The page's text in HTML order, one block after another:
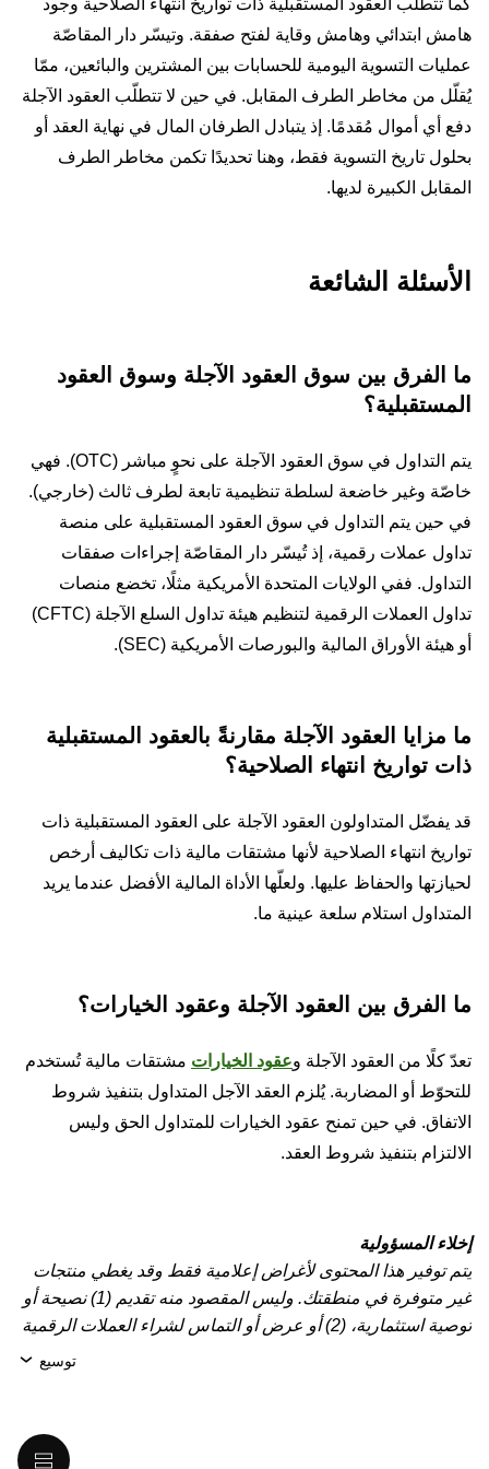
كما تتطلّب العقود المستقبلية ذات تواريخ انتهاء الصلاحية وجود
هامش ابتدائي وهامش وقاية لفتح صفقة. وتيسّر دار المقاصّة
عمليات التسوية اليومية للحسابات بين المشترين والبائعين، ممّا
يُقلّل من مخاطر الطرف المقابل. في حين لا تتطلّب العقود الآجلة
دفع أي أموال مُقدمًا. إذ يتبادل الطرفان المال في نهاية العقد أو
بحلول تاريخ التسوية فقط، وهنا تحديدًا تكمن مخاطر الطرف
المقابل الكبيرة لديها.
الأسئلة الشائعة
ما الفرق بين سوق العقود الآجلة وسوق العقود
المستقبلية؟
يتم التداول في سوق العقود الآجلة على نحوٍ مباشر (OTC). فهي
خاصّة وغير خاضعة لسلطة تنظيمية تابعة لطرف ثالث (خارجي).
في حين يتم التداول في سوق العقود المستقبلية على منصة
تداول عملات رقمية، إذ تُيسّر دار المقاصّة إجراءات صفقات
التداول. ففي الولايات المتحدة الأمريكية مثلًا، تخضع منصات
تداول العملات الرقمية لتنظيم هيئة تداول السلع الآجلة (CFTC)
أو هيئة الأوراق المالية والبورصات الأمريكية (SEC).
ما مزايا العقود الآجلة مقارنةً بالعقود المستقبلية
ذات تواريخ انتهاء الصلاحية؟
قد يفضّل المتداولون العقود الآجلة على العقود المستقبلية ذات
تواريخ انتهاء الصلاحية لأنها مشتقات مالية ذات تكاليف أرخص
لحيازتها والحفاظ عليها. ولعلّها الأداة المالية الأفضل عندما يريد
المتداول استلام سلعة عينية ما.
ما الفرق بين العقود الآجلة وعقود الخيارات؟
تعدّ كلًا من العقود الآجلة وعقود الخيارات مشتقات مالية تُستخدم
للتحوّط أو المضاربة. يُلزم العقد الآجل المتداول بتنفيذ شروط
الاتفاق. في حين تمنح عقود الخيارات للمتداول الحق وليس
الالتزام بتنفيذ شروط العقد.
إخلاء المسؤولية
يتم توفير هذا المحتوى لأغراض إعلامية فقط وقد يغطي منتجات
غير متوفرة في منطقتك. وليس المقصود منه تقديم (1) نصيحة أو
توصية استثمارية، (2) أو عرض أو التماس لشراء العملات الرقمية
على درجة عالية من المخاطرة، ويُمكِن أن تشهد تقلّبًا كبيرًا في
قيمتها. لذا، ينبغي لك التفكير جيدًا فيما إذا كان تداول العملات
توسيع